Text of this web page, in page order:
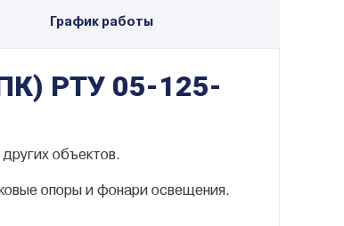
График работы
РТУ 05-125-
объектов.
опоры и фонари освещения.